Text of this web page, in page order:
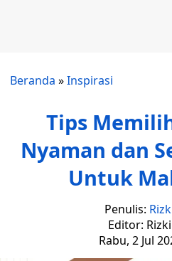
Beranda »Inspirasi
Tips
Nyaman dan
Untuk
Penulis:
Editor:
Rabu, 2 Jul